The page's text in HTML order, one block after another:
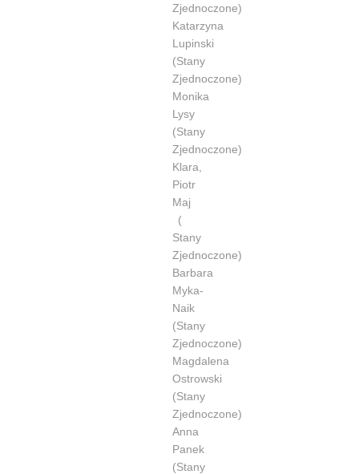
Zjednoczone)
Katarzyna
Lupinski
(Stany
Zjednoczone)
Monika
Lysy
(Stany
Zjednoczone)
Klara,
Piotr
Maj
(
Stany
Zjednoczone)
Barbara
Myka-
Naik
(Stany
Zjednoczone)
Magdalena
Ostrowski
(Stany
Zjednoczone)
Anna
Panek
(Stany